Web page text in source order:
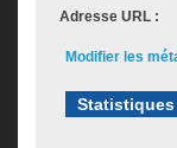
Adresse URL :
Modifier les
Statistiques